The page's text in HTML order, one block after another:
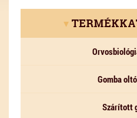
▾
Gomba
Szárított